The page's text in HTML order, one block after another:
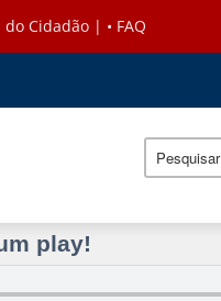
play!
do Cidadão | •